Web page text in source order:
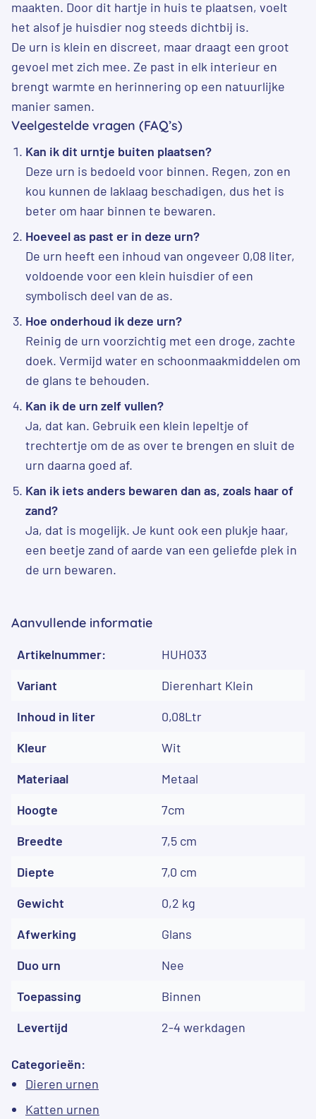
maakten. Door dit hartje in huis te plaatsen, voelt
het alsof je huisdier nog steeds dichtbij is.
De urn is klein en discreet, maar draagt een groot
gevoel met zich mee. Ze past in elk interieur en
brengt warmte en herinnering op een natuurlijke
manier samen.
Veelgestelde vragen (FAQ’s)
Kan ik dit urntje buiten plaatsen?
Deze urn is bedoeld voor binnen. Regen, zon en
kou kunnen de laklaag beschadigen, dus het is
beter om haar binnen te bewaren.
Hoeveel as past er in deze urn?
De urn heeft een inhoud van ongeveer 0,08 liter,
voldoende voor een klein huisdier of een
symbolisch deel van de as.
Hoe onderhoud ik deze urn?
Reinig de urn voorzichtig met een droge, zachte
doek. Vermijd water en schoonmaakmiddelen om
de glans te behouden.
Kan ik de urn zelf vullen?
Ja, dat kan. Gebruik een klein lepeltje of
trechtertje om de as over te brengen en sluit de
urn daarna goed af.
Kan ik iets anders bewaren dan as, zoals haar of
zand?
Ja, dat is mogelijk. Je kunt ook een plukje haar,
een beetje zand of aarde van een geliefde plek in
de urn bewaren.
Aanvullende informatie
Artikelnummer:
HUH033
Variant
Dierenhart Klein
Inhoud in liter
0,08Ltr
Kleur
Wit
Materiaal
Metaal
Hoogte
7cm
Breedte
7,5 cm
Diepte
7,0 cm
Gewicht
0,2 kg
Afwerking
Glans
Duo urn
Nee
Toepassing
Binnen
Levertijd
2-4 werkdagen
Categorieën:
Dieren urnen
Katten urnen